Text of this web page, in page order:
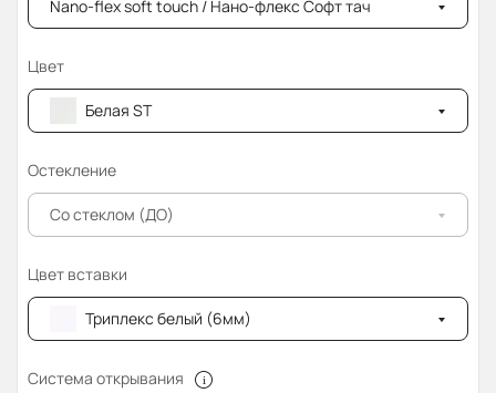
Nano-flex soft touch / Нано-флекс Софт тач
Цвет
Белая ST
Остекление
Со стеклом (ДО)
Цвет вставки
Триплекс белый (6мм)
Система открывания